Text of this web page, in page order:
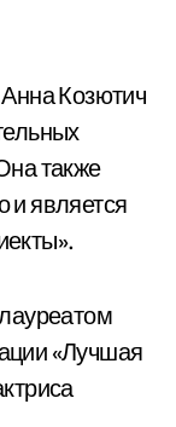
Козютич
также
и является
«Лучшая